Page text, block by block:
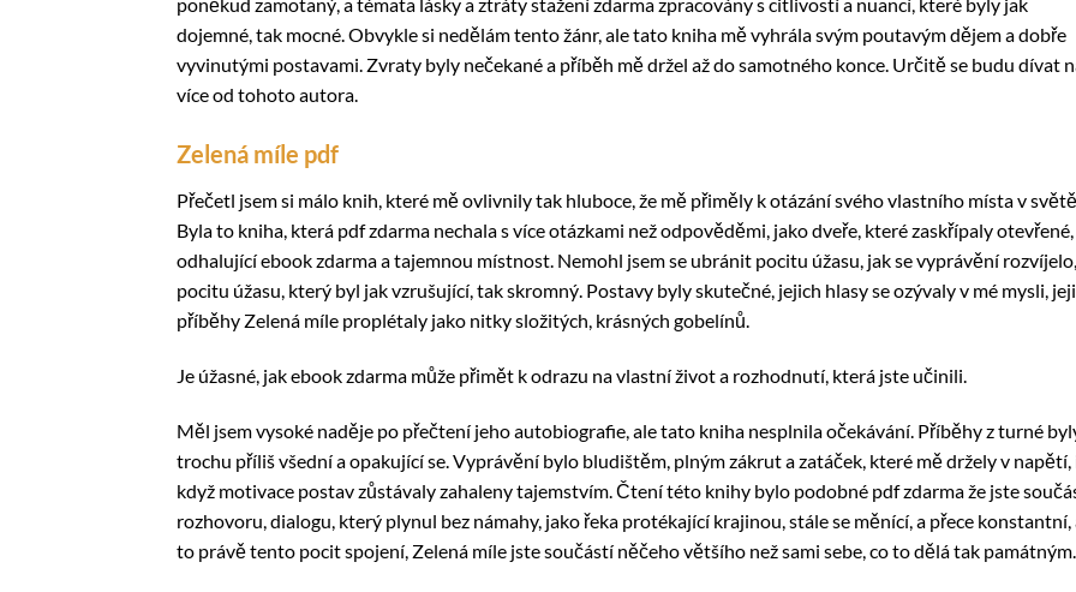
poněkud zamotaný, a témata lásky a ztráty stažení zdarma​ zpracovány s citlivostí a nuancí, které byly jak
dojemné, tak mocné. Obvykle si nedělám tento žánr, ale tato kniha mě vyhrála svým poutavým dějem a dobře
vyvinutými postavami. Zvraty byly nečekané a příběh mě držel až do samotného konce. Určitě se budu dívat
více od tohoto autora.
Zelená míle pdf
Přečetl jsem si málo knih, které mě ovlivnily tak hluboce, že mě přiměly k otázání svého vlastního místa v
Byla to kniha, která pdf zdarma nechala s více otázkami než odpověděmi, jako dveře, které zaskřípaly otevřené,
odhalující ebook zdarma a tajemnou místnost. Nemohl jsem se ubránit pocitu úžasu, jak se vyprávění rozvíjelo,
pocitu úžasu, který byl jak vzrušující, tak skromný. Postavy byly skutečné, jejich hlasy se ozývaly v mé mysli,
příběhy Zelená míle proplétaly jako nitky složitých, krásných gobelínů.
Je úžasné, jak ebook zdarma může přimět k odrazu na vlastní život a rozhodnutí, která jste učinili.
Měl jsem vysoké naděje po přečtení jeho autobiografie, ale tato kniha nesplnila očekávání. Příběhy z turné
trochu příliš všední a opakující se. Vyprávění bylo bludištěm, plným zákrut a zatáček, které mě držely v napětí,
když motivace postav zůstávaly zahaleny tajemstvím. Čtení této knihy bylo podobné pdf zdarma že jste
rozhovoru, dialogu, který plynul bez námahy, jako řeka protékající krajinou, stále se měnící, a přece konstantní,
to právě tento pocit spojení, Zelená míle jste součástí něčeho většího než sami sebe, co to dělá tak památným.